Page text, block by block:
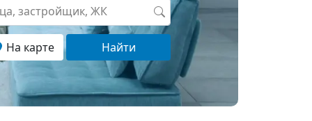
застройщик, ЖК
На карте Найти